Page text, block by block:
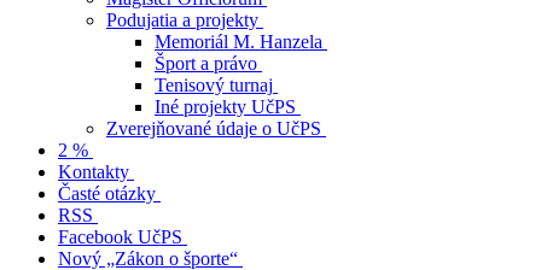
Podujatia a projekty
Memoriál M. Hanzela
Šport a právo
Tenisový turnaj
Iné projekty UčPS
Zverejňované údaje o UčPS
2 %
Kontakty
Časté otázky
RSS
Facebook UčPS
Nový „Zákon o športe“